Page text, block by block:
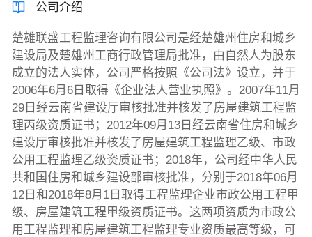
公司介绍
楚雄联盛工程监理咨询有限公司是经楚雄州住房和城乡
建设局及楚雄州工商行政管理局批准，由自然人为股东
成立的法人实体，公司严格按照《公司法》设立，并于
2006年6月6日取得《企业法人营业执照》。2007年11月
29日经云南省建设厅审核批准并核发了房屋建筑工程监
理丙级资质证书；2012年09月13日经云南省住房和城乡
建设厅审核批准并核发了房屋建筑工程监理乙级、市政
公用工程监理乙级资质证书；2018年，公司经中华人民
共和国住房和城乡建设部审核批准，分别于2018年06月
12日和2018年8月1日取得工程监理企业市政公用工程甲
级、房屋建筑工程甲级资质证书。这两项资质为市政公
用工程监理和房屋建筑工程监理专业资质最高等级，可